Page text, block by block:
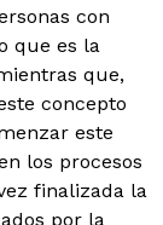
con
que es la
que,
concepto
este
los procesos
finalizada la
por la